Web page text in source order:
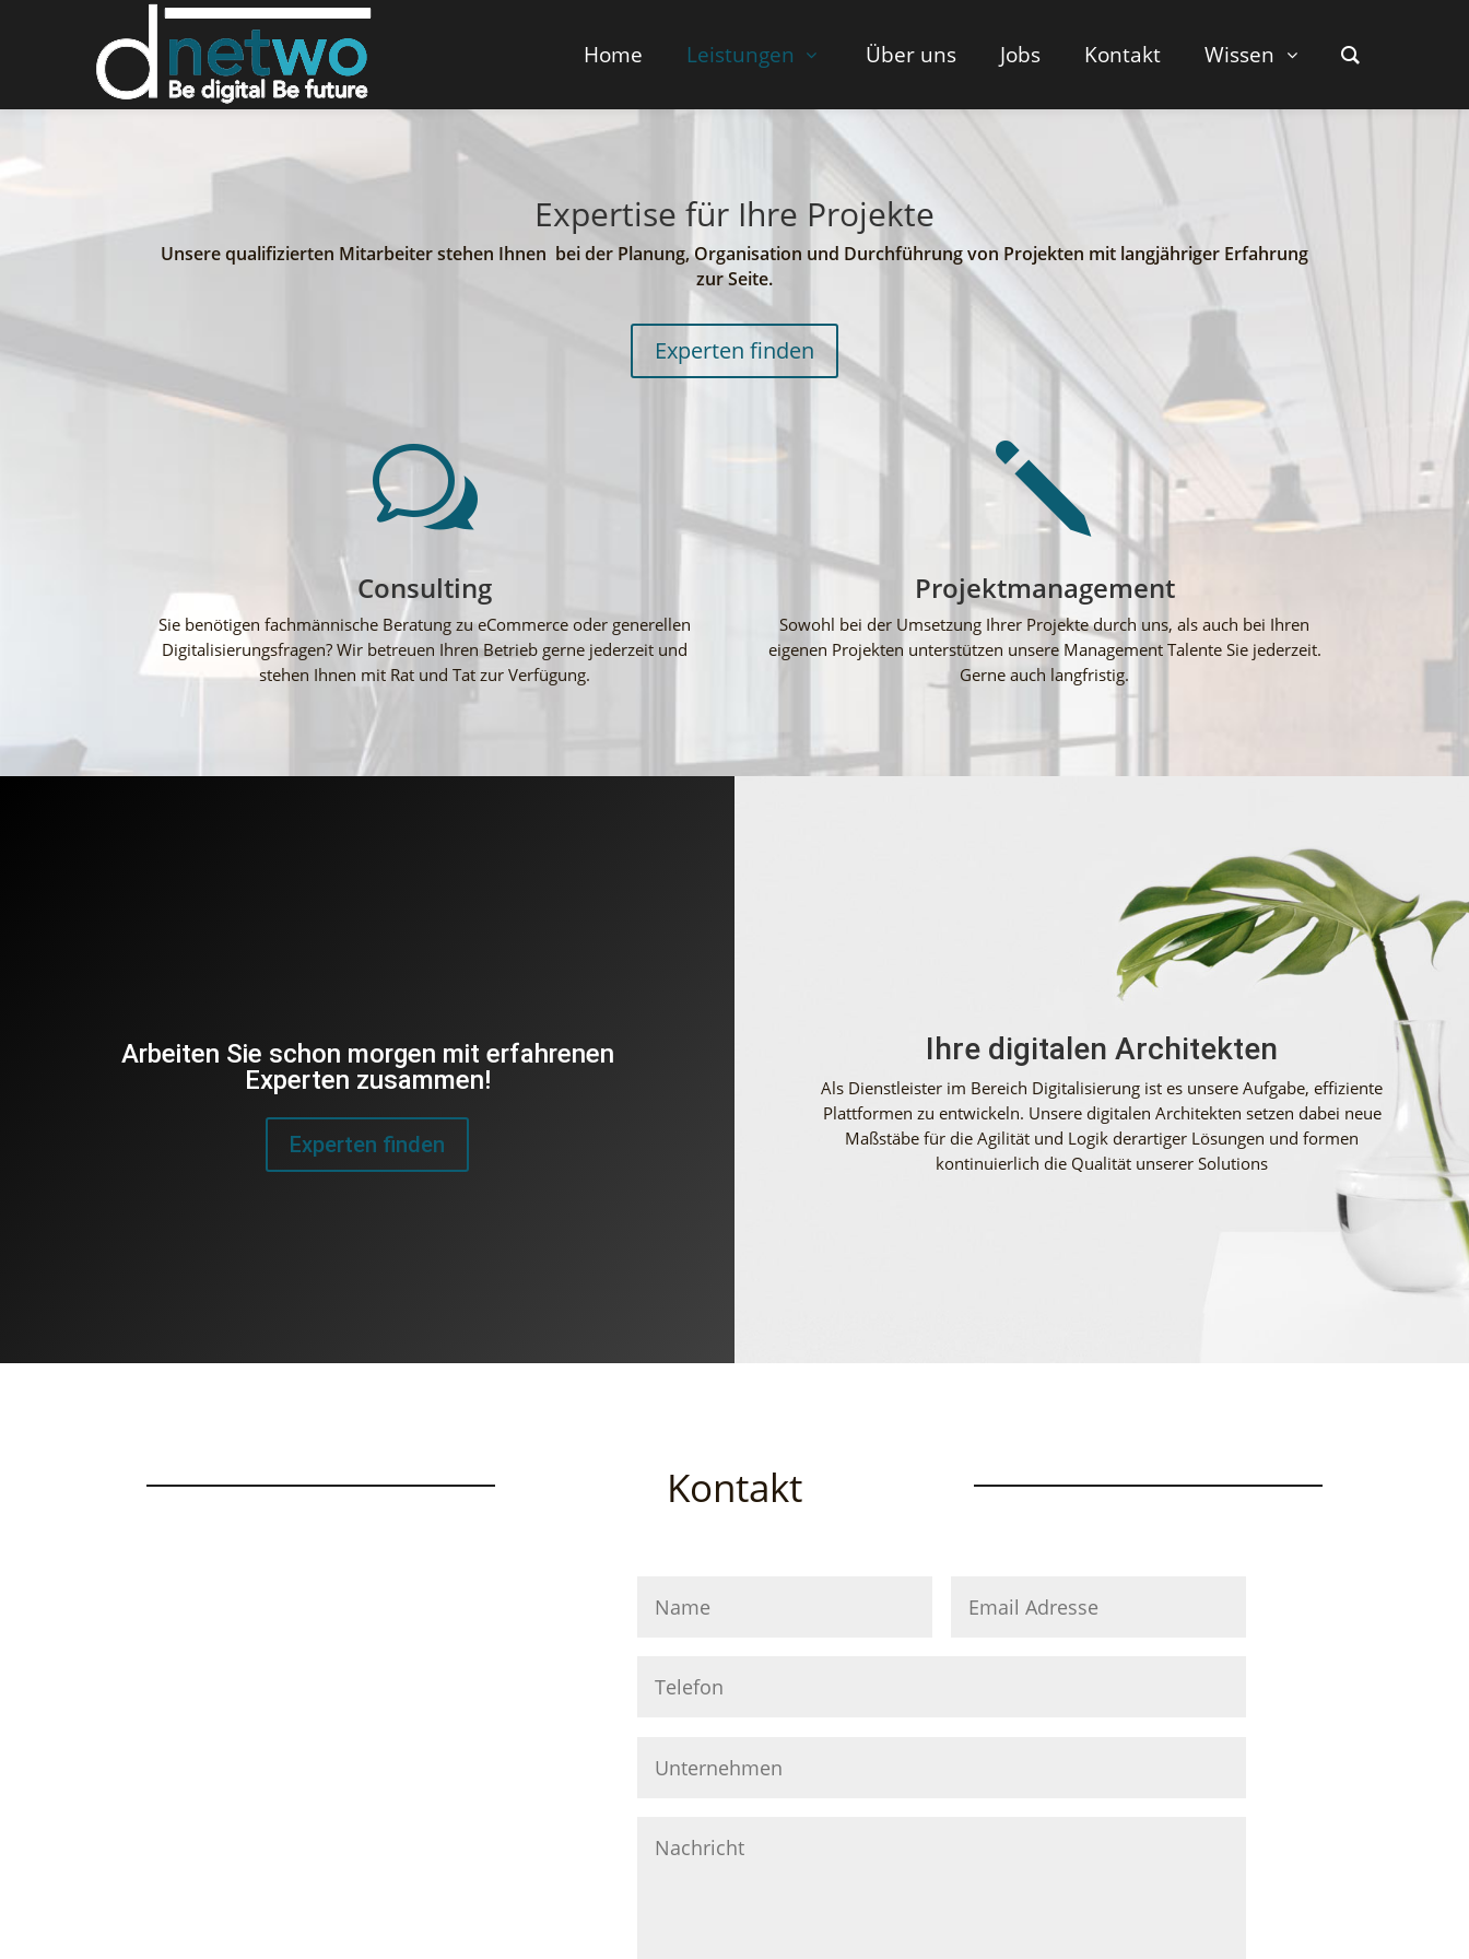
Home Leistungen Über uns Jobs Kontakt Wissen
Expertise für Ihre Projekte
Unsere qualifizierten Mitarbeiter stehen Ihnen bei der Planung, Organisation und Durchführung von Projekten mit langjähriger Erfahrung
zur Seite.
Experten finden
w
Consulting
Sie benötigen fachmännische Beratung zu eCommerce oder generellen
Digitalisierungsfragen? Wir betreuen Ihren Betrieb gerne jederzeit und
stehen Ihnen mit Rat und Tat zur Verfügung.
j
Projektmanagement
Sowohl bei der Umsetzung Ihrer Projekte durch uns, als auch bei Ihren
eigenen Projekten unterstützen unsere Management Talente Sie jederzeit.
Gerne auch langfristig.
Arbeiten Sie schon morgen mit erfahrenen
Experten zusammen!
Experten finden
Ihre digitalen Architekten
Als Dienstleister im Bereich Digitalisierung ist es unsere Aufgabe, effiziente
Plattformen zu entwickeln. Unsere digitalen Architekten setzen dabei neue
Maßstäbe für die Agilität und Logik derartiger Lösungen und formen
kontinuierlich die Qualität unserer Solutions
Kontakt